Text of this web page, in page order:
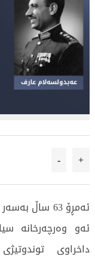
+
-
ئەو وەرچەرخانە
داخراوی